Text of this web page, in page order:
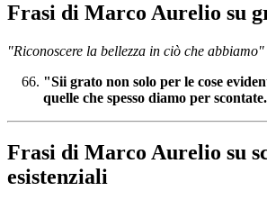
Frasi di Marco Aurelio su
"Riconoscere la bellezza in ciò che abbiamo"
"Sii grato non solo per le cose
quelle che spesso diamo per
Frasi di Marco Aurelio su
esistenziali